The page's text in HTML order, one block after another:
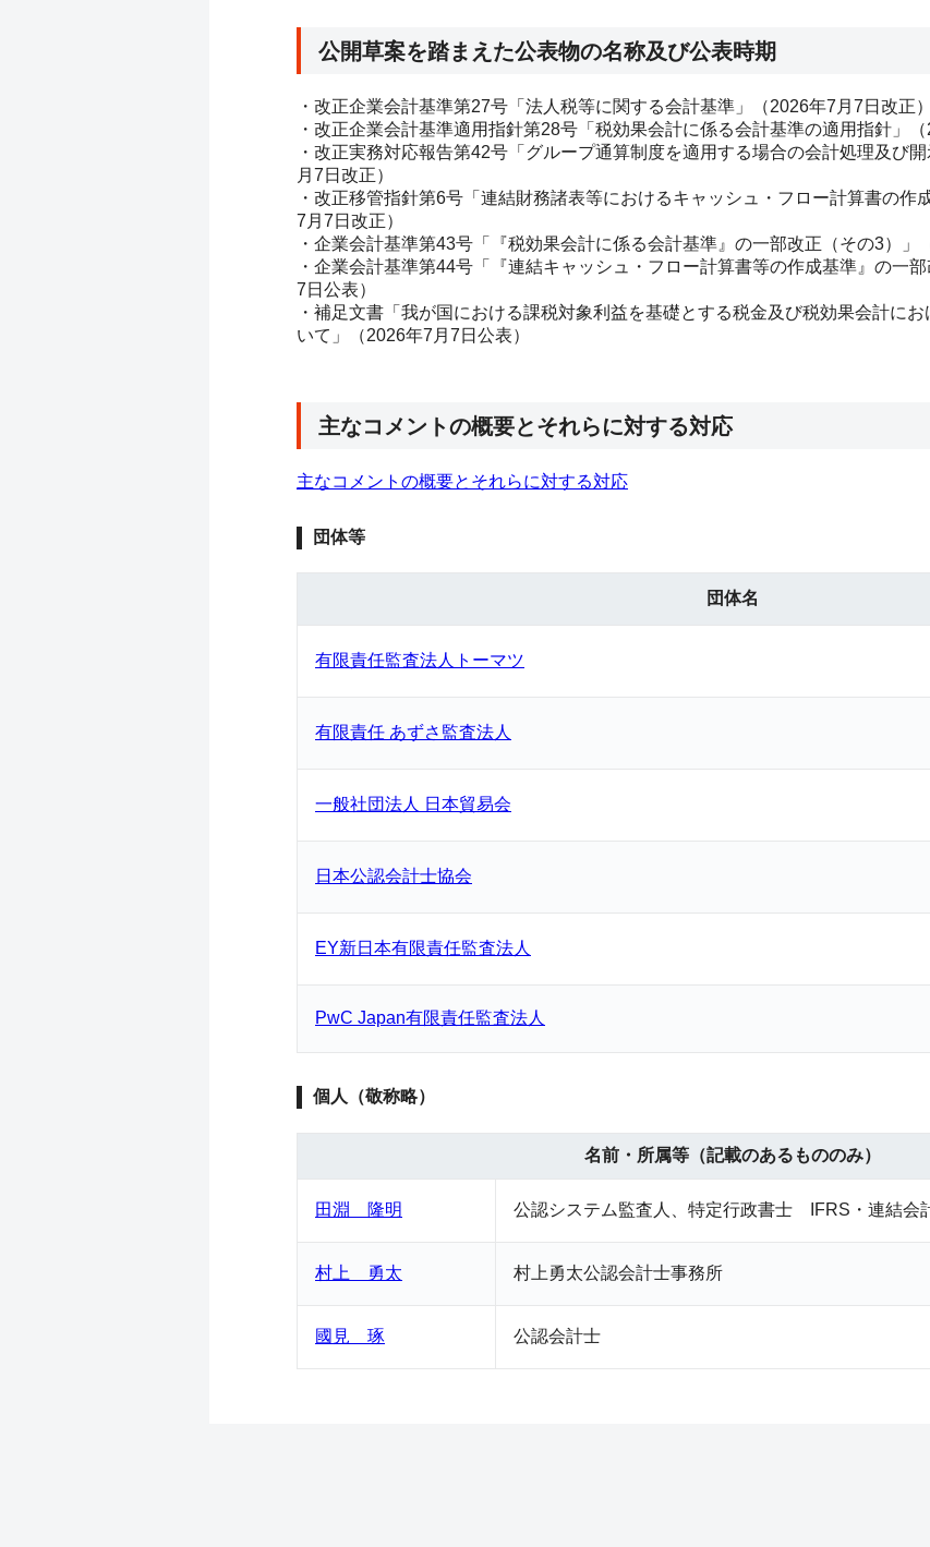
公開草案を踏まえた公表物の名称及び公表時期
・改正企業会計基準第27号「法人税等に関する会計基準」（2026年7月7日改正）
・改正企業会計基準適用指針第28号「税効果会計に係る会計基準の適用指針」（
・改正実務対応報告第42号「グループ通算制度を適用する場合の会計処理及び
月7日改正）
・改正移管指針第6号「連結財務諸表等におけるキャッシュ・フロー計算書の作
7月7日改正）
・企業会計基準第43号「『税効果会計に係る会計基準』の一部改正（その3）」
・企業会計基準第44号「『連結キャッシュ・フロー計算書等の作成基準』の一
7日公表）
・補足文書「我が国における課税対象利益を基礎とする税金及び税効果会計に
いて」（2026年7月7日公表）
主なコメントの概要とそれらに対する対応
主なコメントの概要とそれらに対する対応
団体等
団体名
有限責任監査法人トーマツ
有限責任 あずさ監査法人
一般社団法人 日本貿易会
日本公認会計士協会
EY新日本有限責任監査法人
PwC Japan有限責任監査法人
個人（敬称略）
名前・所属等（記載のあるもののみ）
田淵 隆明 公認システム監査人、特定行政書士 IFRS ・連結会
村上 勇太 村上勇太公認会計士事務所
國見 琢 公認会計士